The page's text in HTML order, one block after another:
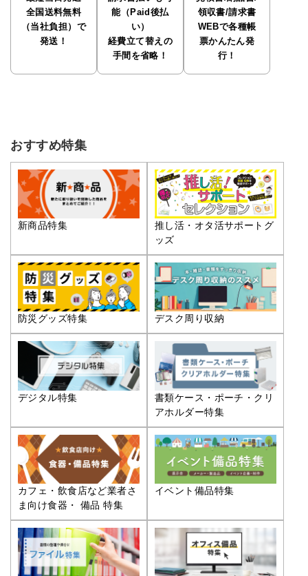
全国送料無料
（当社負担）で
発送！
能（Paid後払
い）
経費立て替えの
手間を省略！
領収書/請求書
WEBで各種帳
票かんたん発
行！
おすすめ特集
新商品特集
推し活・オタ活サポートグ
ッズ
防災グッズ特集 デスク周り収納
デジタル特集
書類ケース・ポーチ・クリ
アホルダー特集
カフェ・飲食店など業者さ
ま向け食器・ 備品 特集
イベント備品特集